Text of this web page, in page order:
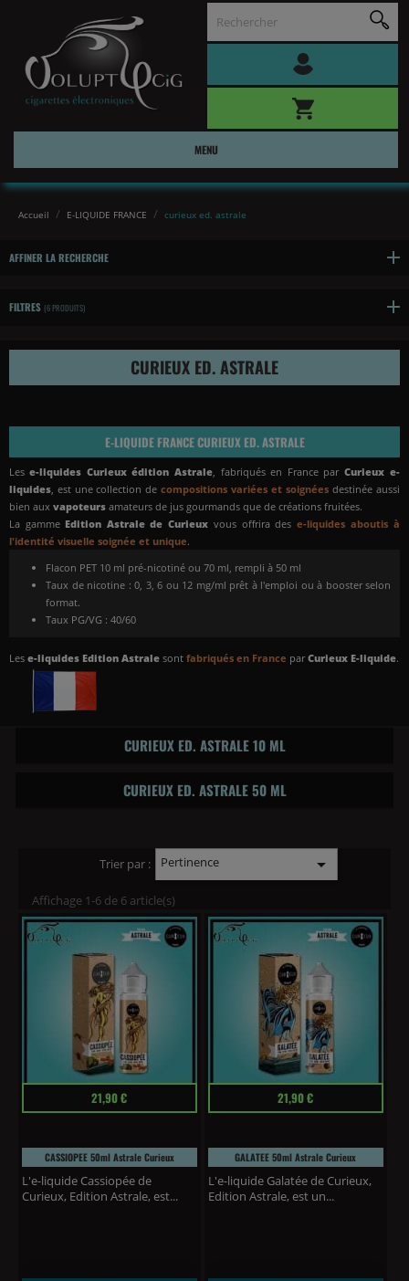
MENU
Accueil E-LIQUIDE FRANCE curieux ed. astrale
AFFINER LA RECHERCHE
FILTRES (6 PRODUITS)
CURIEUX ED. ASTRALE
E-LIQUIDE FRANCE CURIEUX ED. ASTRALE
Les e-liquides Curieux édition Astrale, fabriqués en France par Curieux e-
liquides, est une collection de compositions variées et soignées destinée aussi
bien aux vapoteurs amateurs de jus gourmands que de créations fruitées.
La gamme Edition Astrale de Curieux vous offrira des e-liquides aboutis à
l'identité visuelle soignée et unique.
Flacon PET 10 ml pré-nicotiné ou 70 ml, rempli à 50 ml
Taux de nicotine : 0, 3, 6 ou 12 mg/ml prêt à l'emploi ou à booster selon
format.
Taux PG/VG : 40/60
Les e-liquides Edition Astrale sont fabriqués en France parCurieux E-liquide.
CURIEUX ED. ASTRALE 10 ML
CURIEUX ED. ASTRALE 50 ML
Trier par : Pertinence 
Affichage 1-6 de 6 article(s)
Prix 21,90 €
CASSIOPEE 50ml Astrale Curieux
L'e-liquide Cassiopée de
Curieux, Edition Astrale, est...
Prix 21,90 €
GALATEE 50ml Astrale Curieux
L'e-liquide Galatée de Curieux,
Edition Astrale, est un...